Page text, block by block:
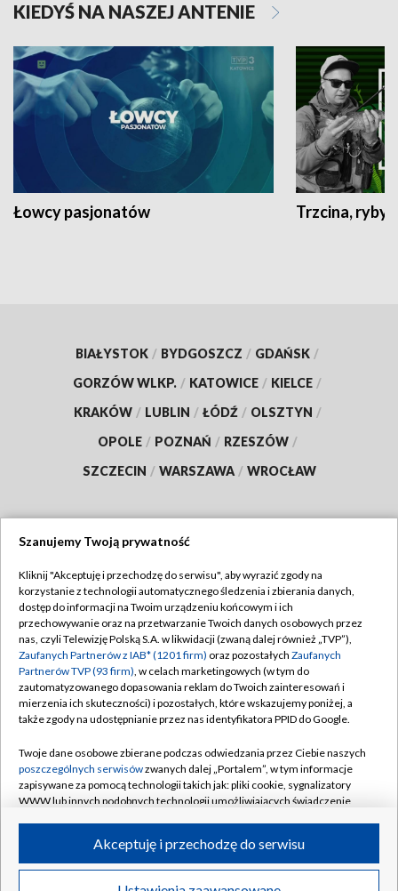
KIEDYŚ NA NASZEJ ANTENIE
Łowcy pasjonatów Trzcina, ryby
BIAŁYSTOK / BYDGOSZCZ / GDAŃSK /
GORZÓW WLKP. / KATOWICE / KIELCE /
KRAKÓW / LUBLIN / ŁÓDŹ / OLSZTYN /
OPOLE / POZNAŃ / RZESZÓW /
SZCZECIN / WARSZAWA / WROCŁAW
TVP
Abonament TVP
Emisja w TVP
Centrum informacji TVP
Naziemna Telewizja Cyfrowa
Rada Programowa
System NOS
Informacje o nadawcy
Program dla prasy
Regulamin TVP
Polityka prywatności
Moje zgody
Pomoc
Kontakt
Kanały
©2026 Telewizja Polska S.A. w likwidacji
Szanujemy Twoją prywatność
Kliknij "Akceptuję i przechodzę do serwisu", aby wyrazić zgody na
korzystanie z technologii automatycznego śledzenia i zbierania danych,
dostęp do informacji na Twoim urządzeniu końcowym i ich
przechowywanie oraz na przetwarzanie Twoich danych osobowych przez
nas, czyli Telewizję Polską S.A. w likwidacji (zwaną dalej również „TVP”),
Zaufanych Partnerów z IAB* (1201 firm) oraz pozostałych Zaufanych
Partnerów TVP (93 firm), w celach marketingowych (w tym do
zautomatyzowanego dopasowania reklam do Twoich zainteresowań i
mierzenia ich skuteczności) i pozostałych, które wskazujemy poniżej, a
także zgody na udostępnianie przez nas identyfikatora PPID do Google.
Twoje dane osobowe zbierane podczas odwiedzania przez Ciebie naszych
poszczególnych serwisówzwanych dalej „Portalem”, w tym informacje
zapisywane za pomocą technologii takich jak: pliki cookie, sygnalizatory
WWW lub innych podobnych technologii umożliwiających świadczenie
ruchu w Internecie.
Twoje dane osobowe zbierane podczas odwiedzania przez Ciebie
Akceptuję i przechodzę do serwisu